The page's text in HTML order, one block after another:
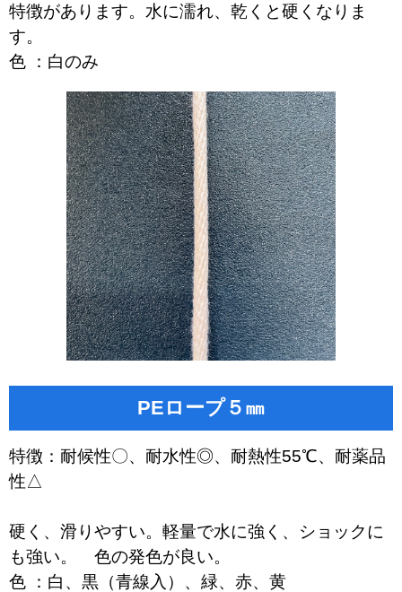
特徴があります。水に濡れ、乾くと硬くなりま
す。
色 ：白のみ
PEロープ５㎜
特徴：耐候性〇、耐水性◎、耐熱性55℃、耐薬品
性△
硬く、滑りやすい。軽量で水に強く、ショックに
も強い。 色の発色が良い。
色 ：白、黒（青線入）、緑、赤、黄